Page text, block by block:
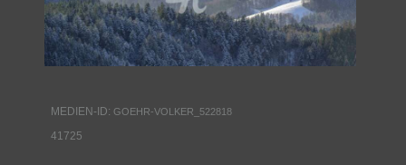
LED-LEUCHTBILDER
WIR DRUCKEN IHR BILD
MEDIEN-ID: GOEHR-VOLKER_522818
41725